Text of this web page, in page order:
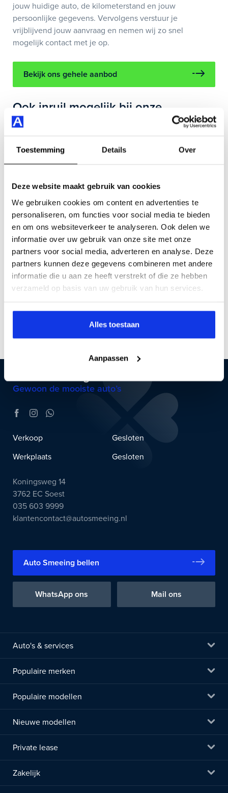
Toestemming Details Over
Deze website maakt gebruik van cookies
We gebruiken cookies om content en advertenties te
personaliseren, om functies voor social media te bieden
en om ons websiteverkeer te analyseren. Ook delen we
informatie over uw gebruik van onze site met onze
partners voor social media, adverteren en analyse. Deze
partners kunnen deze gegevens combineren met andere
informatie die u aan ze heeft verstrekt of die ze hebben
verzameld op basis van uw gebruik van hun services.
Alles toestaan
Aanpassen
jouw huidige auto, de kilometerstand en jouw
persoonlijke gegevens. Vervolgens verstuur je
vrijblijvend jouw aanvraag en nemen wij zo snel
mogelijk contact met je op.
Bekijk ons gehele aanbod
Ook inruil mogelijk bij onze
leasedeals
gezien en heb je nog een goed werkende auto thuis
staan? Ook dan zijn wij er voor je! De auto kan bij ons
mogelijkheden zijn:
Het inruilbedrag wordt bij je op de rekening
gestort.
Het inruilbedrag wordt verrekend met de
leaseprijs, waardoor je elke maand voordeliger kan
rijden.
Private leasen
Gewoon de mooiste auto’s
Verkoop
Gesloten
Werkplaats
Gesloten
Koningsweg 14
3762 EC Soest
035 603 9999
klantencontact@autosmeeing.nl
Auto Smeeing bellen
WhatsApp ons Mail ons
Auto's & services
Populaire merken
Populaire modellen
Nieuwe modellen
Private lease
Zakelijk